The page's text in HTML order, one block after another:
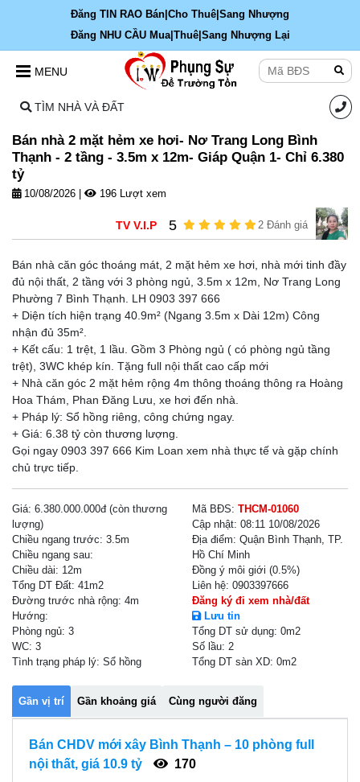
Bán nhà 2 mặt hẻm xe hơi- Nơ Trang Long Bình
Thạnh - 2 tầng - 3.5m x 12m- Giáp Quận 1- Chỉ 6.380
tỷ
10/08/2026 196 Lượt xem
TV V.I.P 5 2 Đánh giá
Bán nhà căn góc thoáng mát, 2 mặt hẻm xe hơi, nhà mới tinh đầy
đủ nội thất, 2 tầng với 3 phòng ngủ, 3.5m x 12m, Nơ Trang Long
Phường 7 Bình Thạnh. LH 0903 397 666
+ Diện tích hiện trạng 40.9m² (Ngang 3.5m x Dài 12m) Công
nhận đủ 35m².
+ Kết cấu: 1 trệt, 1 lầu. Gồm 3 Phòng ngủ ( có phòng ngủ tầng
trệt), 3WC khép kín. Tặng full nội thất cao cấp mới
+ Nhà căn góc 2 mặt hẻm rộng 4m thông thoáng thông ra Hoàng
Hoa Thám, Phan Đăng Lưu, xe hơi đến nhà.
+ Pháp lý: Sổ hồng riêng, công chứng ngay.
+ Giá: 6.38 tỷ còn thương lượng.
Gọi ngay 0903 397 666 Kim Loan xem nhà thực tế và gặp chính
Giá: 6.380.000.000đ (còn thương
lượng)
Chiều ngang trước: 3.5m
Chiều ngang sau:
Chiều dài: 12m
Tổng DT Đất: 41m2
Đường trước nhà rộng: 4m
Hướng:
Phòng ngủ: 3
WC: 3
Tình trạng pháp lý: Sổ hồng
Mã BĐS: THCM-01060
Cập nhật: 08:11 10/08/2026
Địa điểm: Quận Bình Thạnh, TP.
Hồ Chí Minh
Đồng ý môi giới (0.5%)
Liên hệ: 0903397666
Đăng ký đi xem nhà/đất
Lưu tin
Tổng DT sử dụng: 0m2
Số lầu: 2
Tổng DT sàn XD: 0m2
Gần vị trí Gần khoảng giá Cùng người đăng
Bán CHDV mới xây Bình Thạnh – 10 phòng full
nội thất, giá 10.9 tỷ
170
Đăng TIN RAO Bán|Cho Thuê|Sang Nhượng
Đăng NHU CẦU Mua|Thuê|Sang Nhượng Lại
MENU
TÌM NHÀ VÀ ĐẤT